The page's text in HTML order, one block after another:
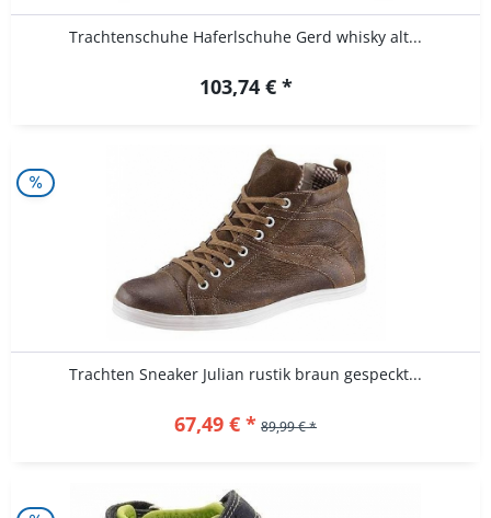
Trachtenschuhe Haferlschuhe Gerd whisky alt...
103,74 € *
Trachten Sneaker Julian rustik braun gespeckt...
67,49 € * 89,99 € *